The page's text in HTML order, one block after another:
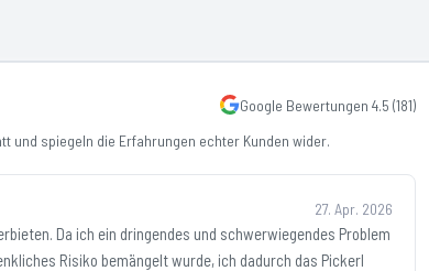
Google Bewertungen 4.5 (181)
und spiegeln die Erfahrungen echter Kunden wider.
27. Apr. 2026
Da ich ein dringendes und schwerwiegendes Problem
Risiko bemängelt wurde, ich dadurch das Pickerl